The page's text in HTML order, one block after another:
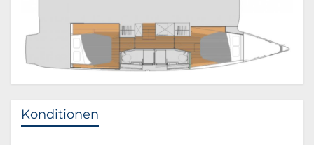
Konditionen